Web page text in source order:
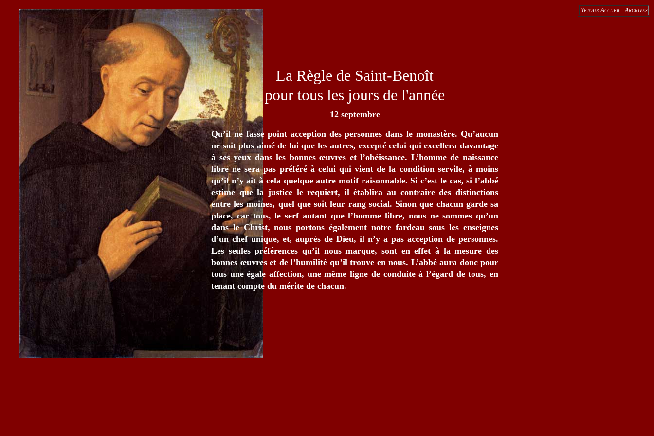
Retour Accueil Archives
La Règle de Saint-Benoît
pour tous les jours de l'année
12 septembre
Qu’il ne fasse point acception des personnes dans le monastère. Qu’aucun
ne soit plus aimé de lui que les autres, excepté celui qui excellera davantage
à ses yeux dans les bonnes œuvres et l’obéissance. L’homme de naissance
libre ne sera pas préféré à celui qui vient de la condition servile, à moins
qu’il n’y ait à cela quelque autre motif raisonnable. Si c’est le cas, si l’abbé
estime que la justice le requiert, il établira au contraire des distinctions
entre les moines, quel que soit leur rang social. Sinon que chacun garde sa
place, car tous, le serf autant que l’homme libre, nous ne sommes qu’un
dans le Christ, nous portons également notre fardeau sous les enseignes
d’un chef unique, et, auprès de Dieu, il n’y a pas acception de personnes.
Les seules préférences qu’il nous marque, sont en effet à la mesure des
bonnes œuvres et de l’humilité qu’il trouve en nous. L’abbé aura donc pour
tous une égale affection, une même ligne de conduite à l’égard de tous, en
tenant compte du mérite de chacun.